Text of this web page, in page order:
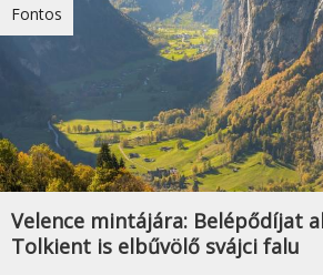
Fontos
Velence mintájára: Belépődíjat
Tolkient is elbűvölő svájci falu